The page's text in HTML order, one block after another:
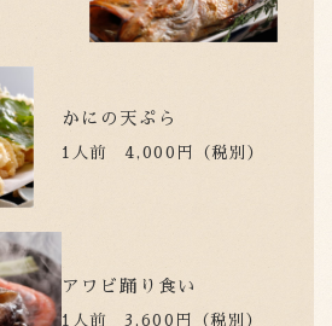
かにの天ぷら
1人前 4,000円（税別）
アワビ踊り食い
1人前 3,600円（税別）